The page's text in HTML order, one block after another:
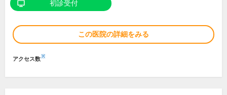
初診受付
この医院の詳細をみる
アクセス数※